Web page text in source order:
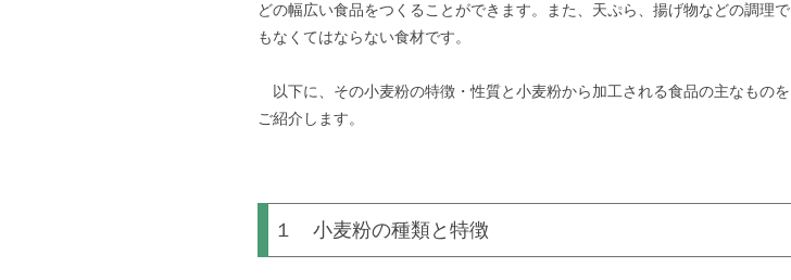
どの幅広い食品をつくることができます。また、天ぷら、揚げ物などの調理で
もなくてはならない食材です。
以下に、その小麦粉の特徴・性質と小麦粉から加工される食品の主なものを
ご紹介します。
１ 小麦粉の種類と特徴